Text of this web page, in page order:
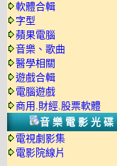
軟體合輯
字型
蘋果電腦
音樂、歌曲
醫學相關
遊戲合輯
電腦遊戲
商用.財經.股票軟體
音樂電影光碟
電視劇影集
電影院線片